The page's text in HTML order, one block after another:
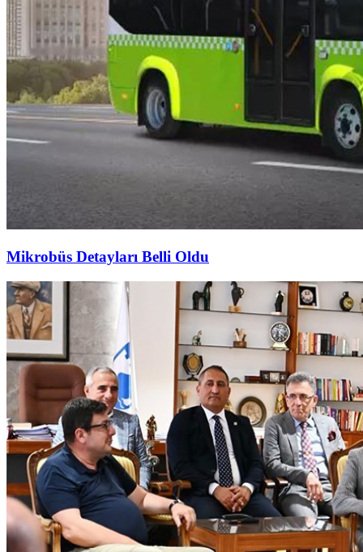
Mikrobüs Detayları Belli Oldu